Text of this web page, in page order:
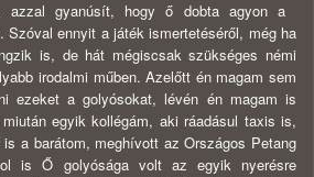
azzal gyanúsít, hogy ő dobta agyon a
ennyit a játék ismertetéséről, még ha
is, de hát mégiscsak szükséges némi
irodalmi műben. Azelőtt én magam sem
ezeket a golyósokat, lévén én magam is
egyik kollégám, aki ráadásul taxis is,
a barátom, meghívott az Országos Petang
is Ő golyósága volt az egyik nyerésre